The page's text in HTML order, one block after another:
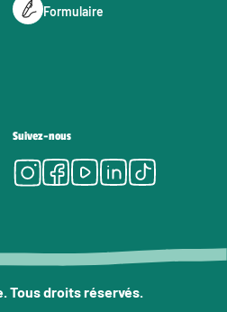
Formulaire
Suivez-nous
Instagram
Facebook
Youtube
LinkedIn
Tiktok
Tous droits réservés.